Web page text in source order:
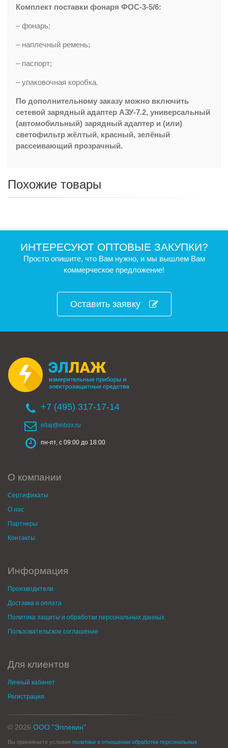
Комплект поставки фонаря ФОС-3-5/6:
– фонарь;
– наплечный ремень;
– паспорт;
– упаковочная коробка.
По дополнительному заказу можно включить
сетевой зарядный адаптер АЗУ-7.2, универсальный
(автомобильный) зарядный адаптер и (или)
светофильтр жёлтый, красный, зелёный
рассеивающий прозрачный.
Похожие товары
ИНТЕРЕСУЮТ ОПТОВЫЕ ЗАКУПКИ?
Просто опишите, что Вам нужно, и мы вышлем Вам
коммерческое предложение!
Оставить заявку
+7 (495) 317-17-14
ellaj@inbox.ru
пн-пт, с 09:00 до 18:00
О компании
Сертификаты
О нас
Партнеры
Контакты
Информация
Производители
Доставка и оплата
Политика защиты и обработки персональных данных
Пользовательское соглашение
Для клиентов
Личный кабинет
Регистрация
© 2026 ООО "Эллевин"
Вы принимаете условия политики в отношении обработки персональных